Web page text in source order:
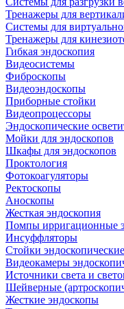
Тренажеры для
Системы для
Тренажеры для
Гибкая эндоскопия
Видеосистемы
Фиброскопы
Видеоэндоскопы
Приборные стойки
Видеопроцессоры
Эндоскопические
Мойки для эндоскопов
Шкафы для эндоскопов
Проктология
Фотокоагуляторы
Ректоскопы
Аноскопы
Жесткая эндоскопия
Помпы ирригационные
Инсуффляторы
Стойки эндоскопические
Видеокамеры
Источники света и
Шейверные
Жесткие эндоскопы